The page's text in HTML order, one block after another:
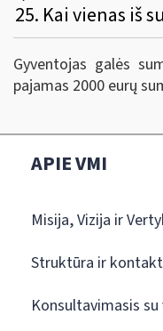
Gyventojas galės
pajamas 2000 eurų
APIE VMI
Misija, Vizija ir
Struktūra ir
Konsultavimasis